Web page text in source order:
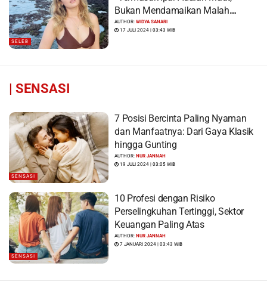
SELEB
Bukan Mendamaikan Malah
Menyiram Bensin”
AUTHOR:WIDYA SANARI
17 JULI 2024 | 03:43 WIB
| SENSASI
SENSASI
7 Posisi Bercinta Paling Nyaman
dan Manfaatnya: Dari Gaya Klasik
hingga Gunting
AUTHOR:NUR JANNAH
19 JULI 2024 | 03:05 WIB
SENSASI
10 Profesi dengan Risiko
Perselingkuhan Tertinggi, Sektor
Keuangan Paling Atas
AUTHOR:NUR JANNAH
7 JANUARI 2024 | 03:43 WIB